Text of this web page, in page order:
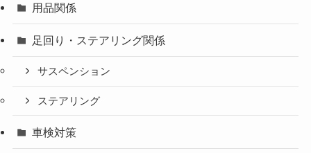
用品関係
足回り・ステアリング関係
サスペンション
ステアリング
車検対策